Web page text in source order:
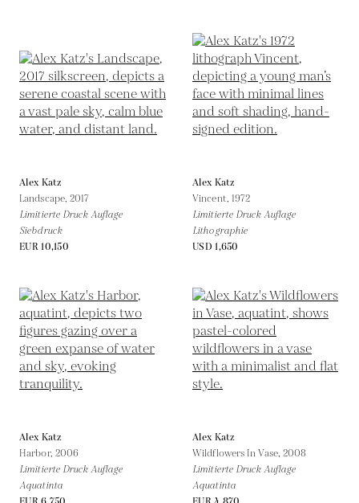
Alex Katz
Landscape,2017
Limitierte Druck Auflage
Siebdruck
EUR 10,150
Alex Katz
Vincent, 1972
Limitierte Druck Auflage
Lithographie
USD 1,650
Alex Katz
Harbor, 2006
Limitierte Druck Auflage
Aquatinta
Alex Katz
Wildflowers In Vase,2008
Limitierte Druck Auflage
Aquatinta